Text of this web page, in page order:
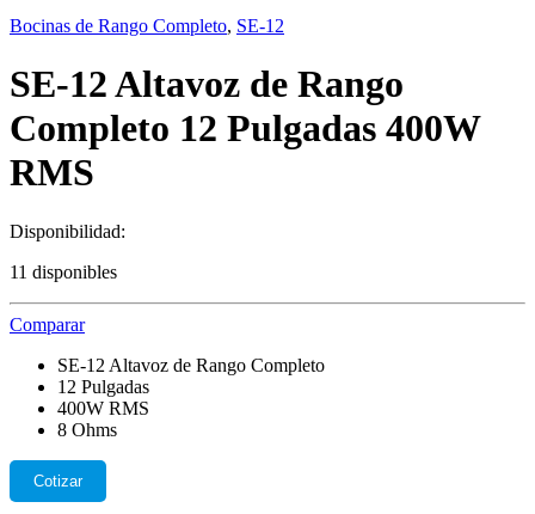
Bocinas de Rango Completo, SE-12
SE-12 Altavoz de Rango
Completo 12 Pulgadas 400W
RMS
Disponibilidad:
11 disponibles
Comparar
SE-12 Altavoz de Rango Completo
12 Pulgadas
400W RMS
8 Ohms
Cotizar